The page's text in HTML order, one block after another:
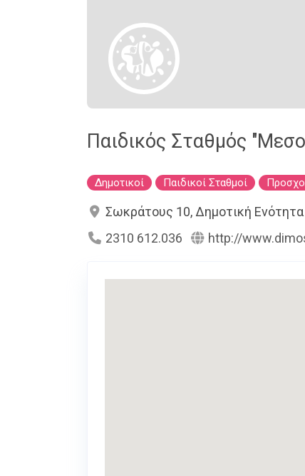
Παιδικός Σταθμός
Δημοτικοί Παιδικοί Σταθμοί
Σωκράτους 10, Δημοτική
2310 612.036
http://